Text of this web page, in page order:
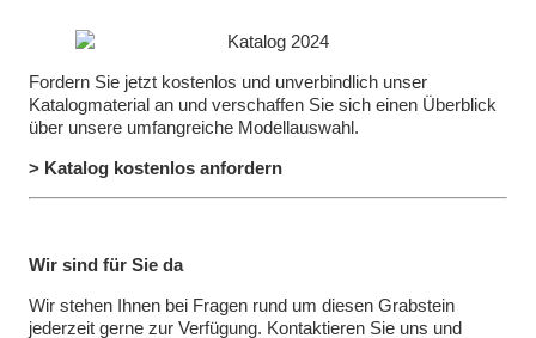
Fordern Sie jetzt kostenlos und unverbindlich unser
Katalogmaterial an und verschaffen Sie sich einen Überblick
über unsere umfangreiche Modellauswahl.
> Katalog kostenlos anfordern
Wir sind für Sie da
Wir stehen Ihnen bei Fragen rund um diesen Grabstein
jederzeit gerne zur Verfügung. Kontaktieren Sie uns und